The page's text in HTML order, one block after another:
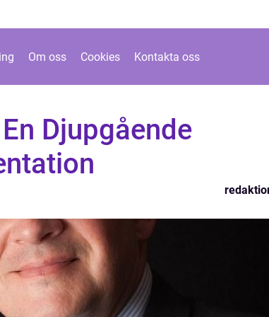
Om oss Cookies Kontakta oss
Djupgående